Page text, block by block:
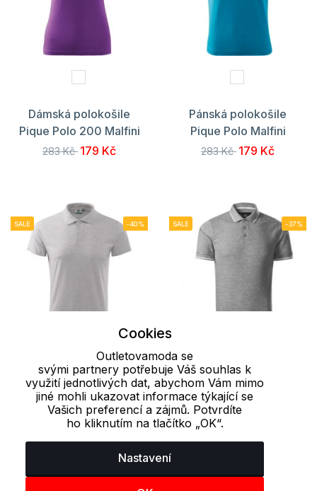
Dámská polokošile
Pique Polo 200 Malfini
283 Kč 179 Kč
Pánská polokošile
Pique Polo Malfini
283 Kč 179 Kč
SALE -40%
Pánská polokošile
Single J. 180 Malfini
SALE -37%
Pánská polokošile
Perfection plain Malfini
premium
Cookies
Outletovamoda se
svými partnery potřebuje Váš souhlas k
využití jednotlivých dat, abychom Vám mimo
jiné mohli ukazovat informace týkající se
Vašich preferencí a zájmů. Potvrdíte
ho kliknutím na tlačítko „OK“.
Nastavení